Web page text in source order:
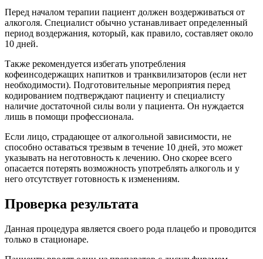
Перед началом терапии пациент должен воздерживаться от
алкоголя. Специалист обычно устанавливает определенный
период воздержания, который, как правило, составляет около
10 дней.
Также рекомендуется избегать употребления
кофеинсодержащих напитков и транквилизаторов (если нет
необходимости). Подготовительные мероприятия перед
кодированием подтверждают пациенту и специалисту
наличие достаточной силы воли у пациента. Он нуждается
лишь в помощи профессионала.
Если лицо, страдающее от алкогольной зависимости, не
способно оставаться трезвым в течение 10 дней, это может
указывать на неготовность к лечению. Оно скорее всего
опасается потерять возможность употреблять алкоголь и у
него отсутствует готовность к изменениям.
Проверка результата
Данная процедура является своего рода плацебо и проводится
только в стационаре.